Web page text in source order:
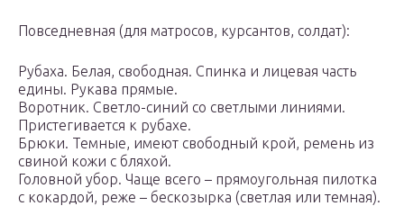
Повседневная (для матросов, курсантов, солдат):
Рубаха. Белая, свободная. Спинка и лицевая часть
едины. Рукава прямые.
Воротник. Светло-синий со светлыми линиями.
Пристегивается к рубахе.
Брюки. Темные, имеют свободный крой, ремень из
свиной кожи с бляхой.
Головной убор. Чаще всего – прямоугольная пилотка
с кокардой, реже – бескозырка (светлая или темная).